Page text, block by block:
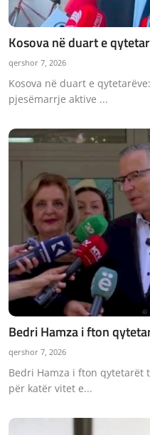
Kosova në duart e
qershor 7, 2026
Kosova në duart e
pjesëmarrje aktive ...
Bedri Hamza i fton
qershor 7, 2026
Bedri Hamza i fton qytetarët
për katër vitet e...